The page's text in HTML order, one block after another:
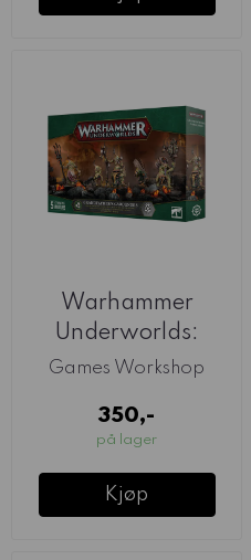
Warhammer
Underworlds:
Grandfathers
Games Workshop
350,-
på lager
Kjøp